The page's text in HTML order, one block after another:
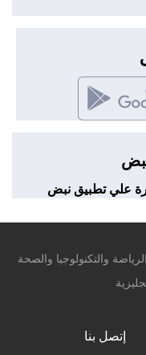
علي تطبيق نبض
والتكنولوجيا والصحة
إتصل بنا